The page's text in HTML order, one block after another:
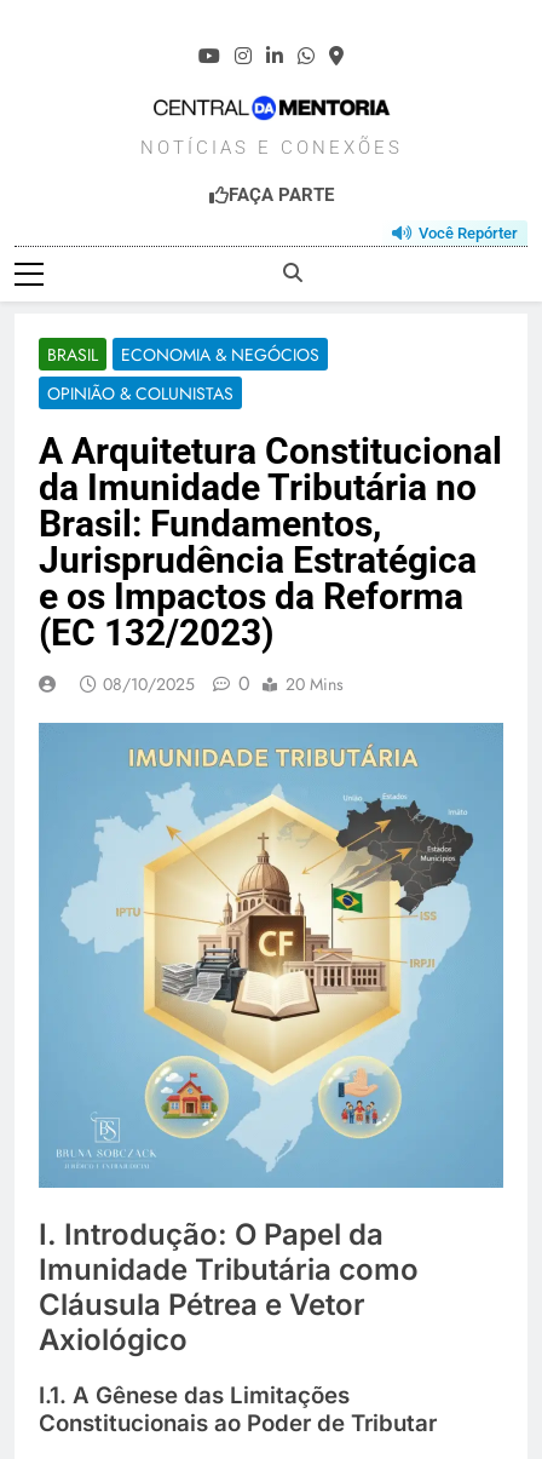
NOTÍCIAS E CONEXÕES
FAÇA PARTE
Você Repórter
BRASIL
ECONOMIA & NEGÓCIOS
OPINIÃO & COLUNISTAS
A Arquitetura Constitucional
da Imunidade Tributária no
Brasil: Fundamentos,
Jurisprudência Estratégica
e os Impactos da Reforma
(EC 132/2023)
08/10/2025 0 20 Mins
I. Introdução: O Papel da
Imunidade Tributária como
Cláusula Pétrea e Vetor
Axiológico
I.1. A Gênese das Limitações
Constitucionais ao Poder de Tributar